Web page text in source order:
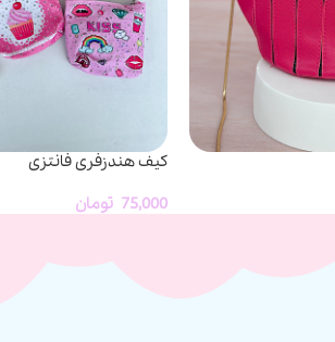
کیف هندزفری فانتزی
75,000 تومان